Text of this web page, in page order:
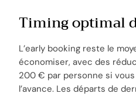
Timing optimal
L’early booking reste le
économiser, avec des
200 € par personne si
l’avance. Les départs de